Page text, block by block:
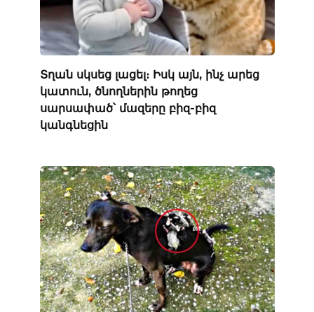
Տղան սկսեց լացել։ Իսկ այն, ինչ արեց
կատուն, ծնողներին թողեց
սարսափած՝ մազերը բիզ-բիզ
կանգնեցին